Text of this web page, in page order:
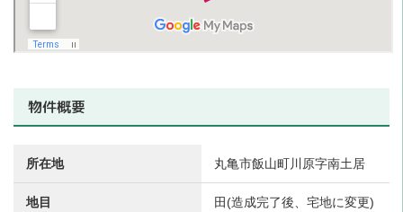
物件概要
所在地 丸亀市飯山町川原字南土居
地目 田(造成完了後、宅地に変更)